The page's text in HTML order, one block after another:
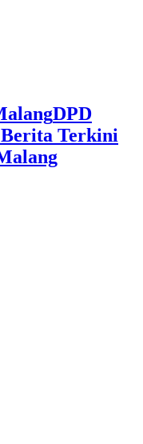
DPD
Terkini